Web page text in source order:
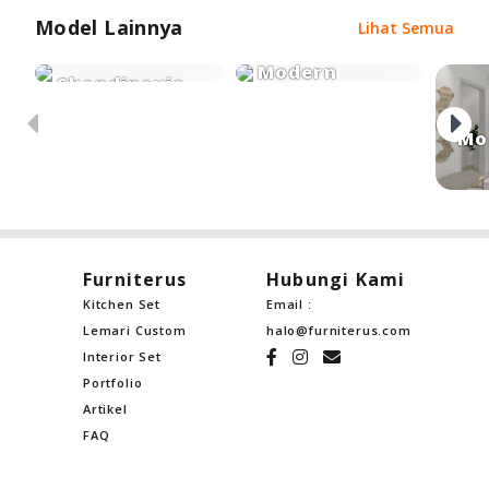
Model Lainnya Lihat Semua
Skandinavia
Modern
Furniterus
Kitchen Set
Lemari Custom
Interior Set
Portfolio
Artikel
FAQ
Hubungi Kami
Email :
halo@furniterus.com